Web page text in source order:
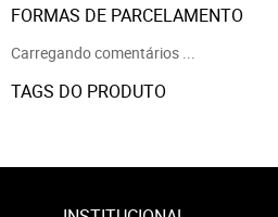
FORMAS DE PARCELAMENTO
Carregando comentários ...
TAGS DO PRODUTO